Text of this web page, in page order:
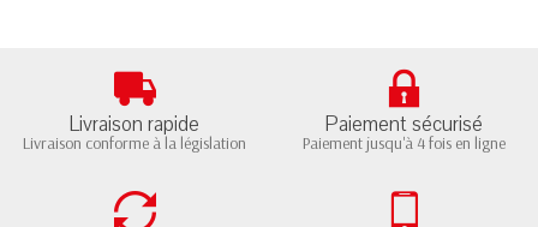
Livraison rapide
Livraison conforme à la législation
Paiement sécurisé
Paiement jusqu'à 4 fois en ligne